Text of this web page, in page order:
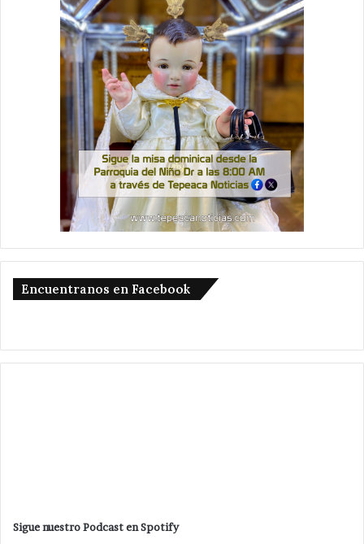
Encuentranos en Facebook
Sigue nuestro Podcast en Spotify